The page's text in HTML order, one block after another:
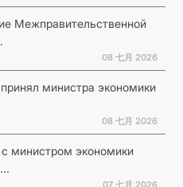
Межправительственной
08 七月 2026
министра экономики
08 七月 2026
министром экономики
07 七月 2026